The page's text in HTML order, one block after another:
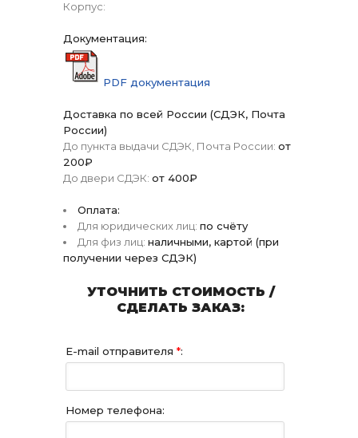
Корпус:
Документация:
PDF документация
Доставка по всей России (СДЭК, Почта
России)
До пункта выдачи СДЭК, Почта России: от
200₽
До двери СДЭК: от 400₽
Оплата:
Для юридических лиц: по счёту
Для физ лиц: наличными, картой (при
получении через СДЭК)
УТОЧНИТЬ СТОИМОСТЬ /
СДЕЛАТЬ ЗАКАЗ:
E-mail отправителя *:
Номер телефона: